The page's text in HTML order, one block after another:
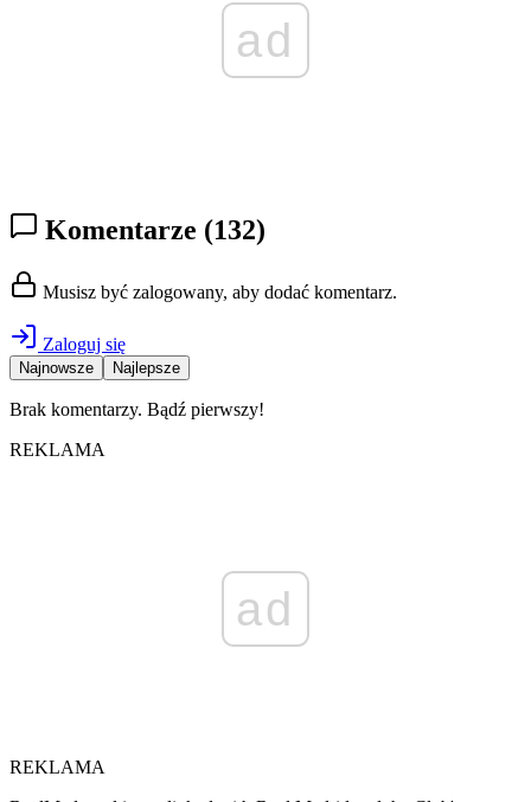
ad
Komentarze (132)
Musisz być zalogowany, aby dodać komentarz.
Zaloguj się
Najnowsze Najlepsze
Brak komentarzy. Bądź pierwszy!
REKLAMA
ad
REKLAMA